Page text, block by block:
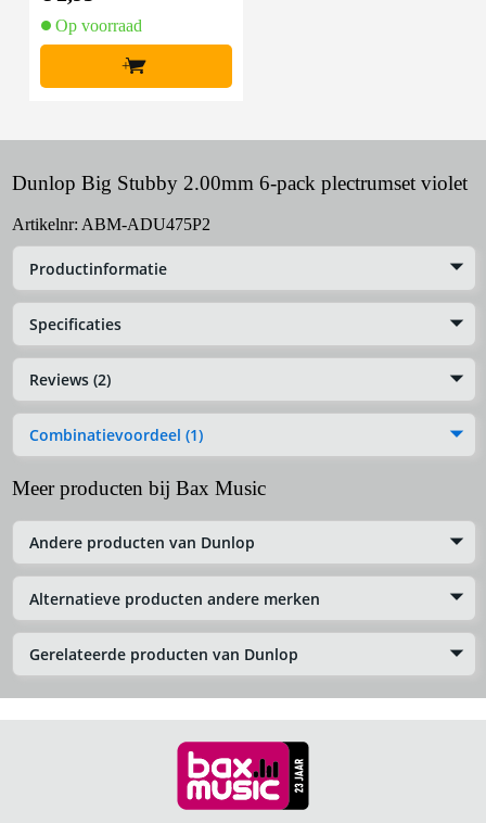
Op voorraad
+
Dunlop Big Stubby 2.00mm 6-pack plectrumset violet
Artikelnr: ABM-ADU475P2
Productinformatie
Specificaties
Reviews (2)
Combinatievoordeel (1)
Meer producten bij Bax Music
Andere producten van Dunlop
Alternatieve producten andere merken
Gerelateerde producten van Dunlop